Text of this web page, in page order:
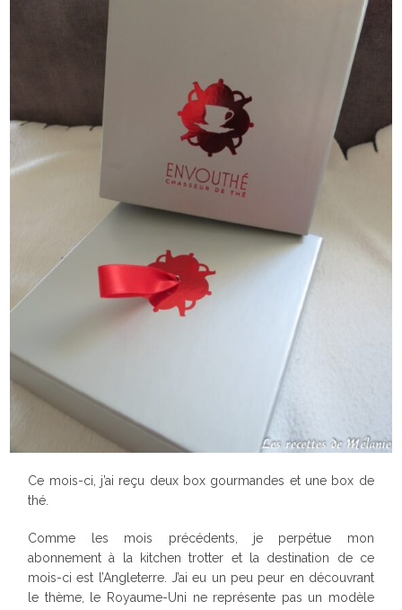
Ce mois-ci, j’ai reçu deux box gourmandes et une box de
thé.
Comme les mois précédents, je perpétue mon
abonnement à la kitchen trotter et la destination de ce
mois-ci est l’Angleterre. J’ai eu un peu peur en découvrant
le thème, le Royaume-Uni ne représente pas un modèle